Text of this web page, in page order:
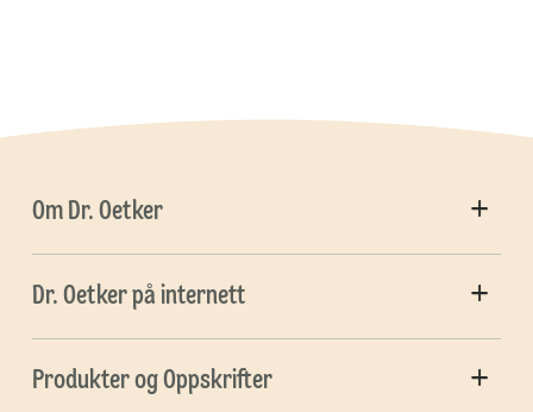
Om Dr. Oetker
Dr. Oetker på internett
Produkter og Oppskrifter